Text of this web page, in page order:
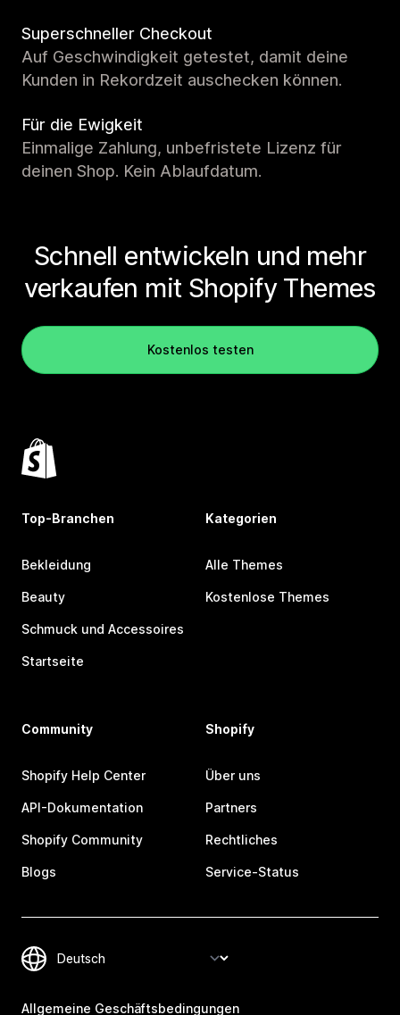
Superschneller Checkout
Auf Geschwindigkeit getestet, damit deine
Kunden in Rekordzeit auschecken können.
Für die Ewigkeit
Einmalige Zahlung, unbefristete Lizenz für
deinen Shop. Kein Ablaufdatum.
Schnell entwickeln und mehr
verkaufen mit Shopify Themes
Kostenlos testen
Top-Branchen
Bekleidung
Beauty
Schmuck und Accessoires
Startseite
Kategorien
Alle Themes
Kostenlose Themes
Community
Shopify Help Center
API-Dokumentation
Shopify Community
Blogs
Shopify
Über uns
Partners
Rechtliches
Service-Status
Allgemeine Geschäftsbedingungen